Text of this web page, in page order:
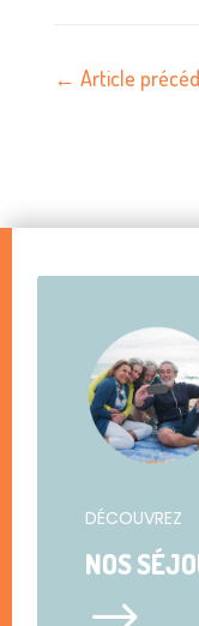
← Article
DÉCOUVREZ
NOS